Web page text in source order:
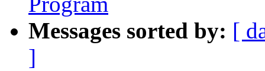
Messages sorted by: [
]